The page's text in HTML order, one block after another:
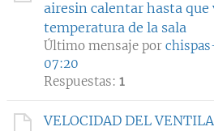
airesin calentar hasta que
temperatura de la sala
Último mensaje por
07:20
Respuestas: 1
VELOCIDAD DEL